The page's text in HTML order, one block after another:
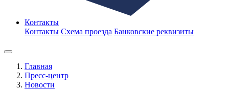
Контакты
Контакты Схема проезда Банковские реквизиты
Главная
Пресс-центр
Новости